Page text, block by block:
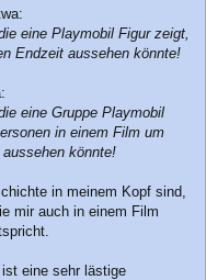
eine Playmobil Figur zeigt,
Endzeit aussehen könnte!
eine Gruppe Playmobil
in einem Film um
könnte!
in meinem Kopf sind,
mir auch in einem Film
eine sehr lästige